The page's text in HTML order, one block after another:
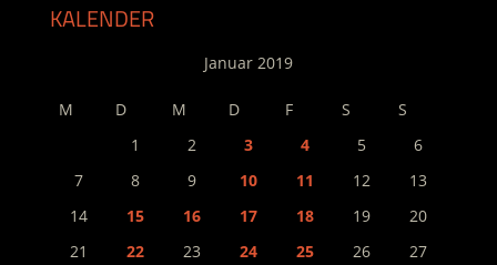
KALENDER
Januar 2019
M D M D F S
S
1
2 3 4 5
6
7
8 9 10 11 12
13
14
15 16 17 18 19
20
21
22 23 24 25 26
27